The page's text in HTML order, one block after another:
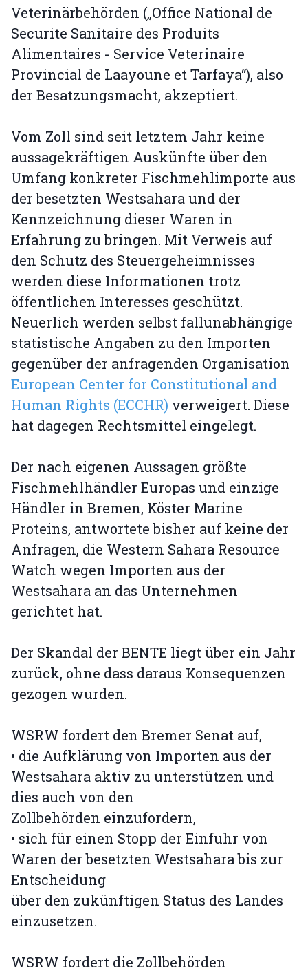
Veterinärbehörden („Office National de
Securite Sanitaire des Produits
Alimentaires - Service Veterinaire
Provincial de Laayoune et Tarfaya“), also
der Besatzungsmacht, akzeptiert.
Vom Zoll sind seit letztem Jahr keine
aussagekräftigen Auskünfte über den
Umfang konkreter Fischmehlimporte aus
der besetzten Westsahara und der
Kennzeichnung dieser Waren in
Erfahrung zu bringen. Mit Verweis auf
den Schutz des Steuergeheimnisses
werden diese Informationen trotz
öffentlichen Interesses geschützt.
Neuerlich werden selbst fallunabhängige
statistische Angaben zu den Importen
gegenüber der anfragenden Organisation
European Center for Constitutional and
Human Rights (ECCHR) verweigert. Diese
hat dagegen Rechtsmittel eingelegt.
Der nach eigenen Aussagen größte
Fischmehlhändler Europas und einzige
Händler in Bremen, Köster Marine
Proteins, antwortete bisher auf keine der
Anfragen, die Western Sahara Resource
Watch wegen Importen aus der
Westsahara an das Unternehmen
gerichtet hat.
Der Skandal der BENTE liegt über ein Jahr
zurück, ohne dass daraus Konsequenzen
gezogen wurden.
WSRW fordert den Bremer Senat auf,
• die Aufklärung von Importen aus der
Westsahara aktiv zu unterstützen und
dies auch von den
Zollbehörden einzufordern,
• sich für einen Stopp der Einfuhr von
Waren der besetzten Westsahara bis zur
Entscheidung
über den zukünftigen Status des Landes
einzusetzen.
WSRW fordert die Zollbehörden